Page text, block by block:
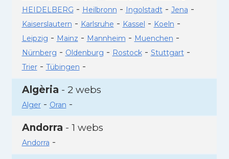
HEIDELBERG - Heilbronn - Ingolstadt- Jena -
Kaiserslautern - Karlsruhe - Kassel - Koeln -
Leipzig - Mainz - Mannheim - Muenchen -
Nürnberg - Oldenburg - Rostock- Stuttgart-
Trier- Tübingen -
Algèria - 2 webs
Alger- Oran -
Andorra - 1 webs
Andorra -